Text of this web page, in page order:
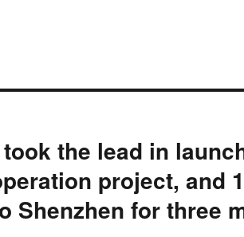
the lead in
project, and
Shenzhen for three